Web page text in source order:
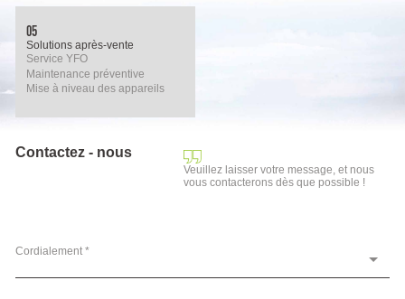
05
Solutions après-vente
Service YFO
Maintenance préventive
Mise à niveau des appareils
Contactez - nous
Veuillez laisser votre message, et nous
vous contacterons dès que possible !
Cordialement *